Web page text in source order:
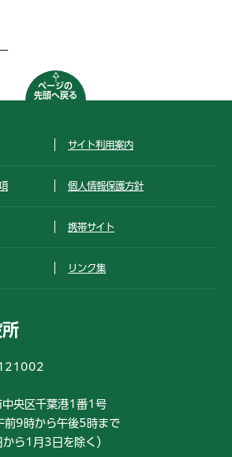
ページの
先頭へ戻る
サイト利用案内
個人情報保護方針
携帯サイト
リンク集
央区千葉港1番1号
前9時から午後5時まで
ら1月3日を除く）